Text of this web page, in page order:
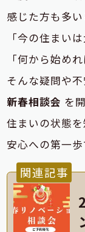
感じた方も多
「今の住まい
「何から始め
そんな疑問や
新春相談会 を
住まいの状態
安心への第一
関連記事